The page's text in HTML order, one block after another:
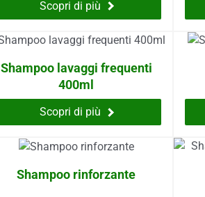
Scopri di più
Shampoo lavaggi frequenti
400ml
Scopri di più
Shampoo rinforzante